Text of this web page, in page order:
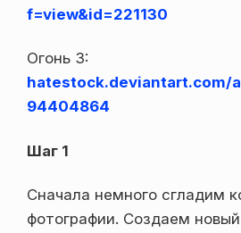
f=view&id=221130
Огонь 3:
hatestock.deviantart.com/
94404864
Шаг 1
Сначала немного сгладим
фотографии. Создаем